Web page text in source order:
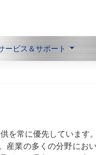
ービス＆サポート
を常に優先しています
産業の多くの分野にお